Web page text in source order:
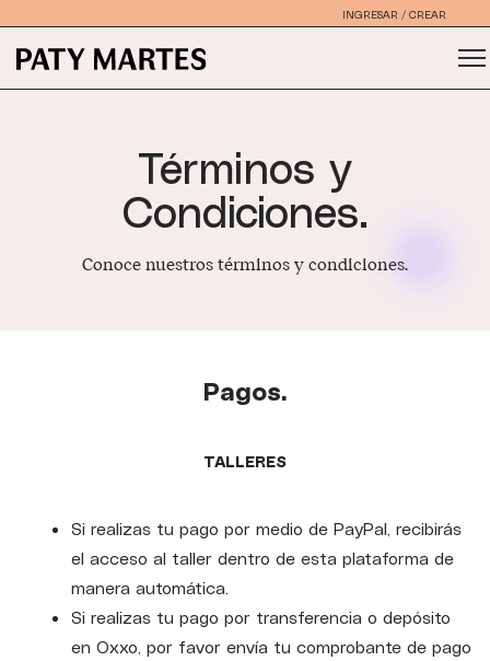
INGRESAR / CREAR
Términos y
Condiciones.
Conoce nuestros términos y condiciones.
Pagos.
TALLERES
Si realizas tu pago por medio de PayPal, recibirás
el acceso al taller dentro de esta plataforma de
manera automática.
Si realizas tu pago por transferencia o depósito
en Oxxo, por favor envía tu comprobante de pago